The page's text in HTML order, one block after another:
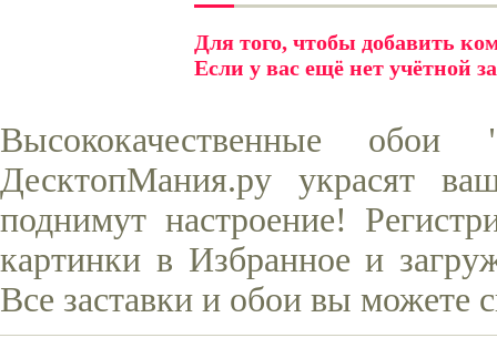
Для того, чтобы добавить
Если у вас ещё нет учётной
Высококачественные
ДесктопМания.ру украсят
поднимут настроение!
картинки в Избранное и
Все заставки и обои вы можете